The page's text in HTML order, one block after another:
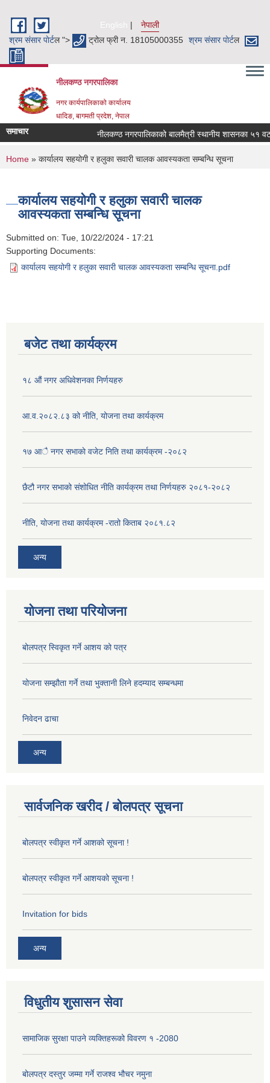
English
नेपाली
श्रम संसार पाेर्टल "> ट्रोल फ्री न. 18105000355 श्रम संसार पाेर्टल
नीलकण्ठ नगरपालिका
नगर कार्यपालिकाको कार्यालय
धादिङ, बागमती प्रदेश, नेपाल
समाचार नीलकण्ठ नगरपालिकाको बालमैत्री स्थानीय शासनका ५१
You are here
Home » कार्यालय सहयोगी र हलुका सवारी चालक आवस्यकता सम्बन्धि सूचना
कार्यालय सहयोगी र हलुका सवारी चालक
आवस्यकता सम्बन्धि सूचना
Submitted on: Tue, 10/22/2024 - 17:21
Supporting Documents:
कार्यालय सहयोगी र हलुका सवारी चालक आवस्यकता सम्बन्धि सूचना.pdf
बजेट तथा कार्यक्रम
१८ औं नगर अधिवेशनका निर्णयहरु
आ.व.२०८२.८३ को नीति, योजना तथा कार्यक्रम
१७ आै नगर सभाकाे वजेट निति तथा कार्यक्रम -२०८२
छैटौ नगर सभाको संशोधित नीति कार्यक्रम तथा निर्णयहरु २०८१-२०८२
नीति, योजना तथा कार्यक्रम -रातो किताब २०८१.८२
अन्य
योजना तथा परियोजना
बोलपत्र स्विकृत गर्ने आशय को पत्र
योजना सम्झौता गर्ने तथा भुक्तानी लिने हदम्याद सम्बन्धमा
निवेदन ढाचा
अन्य
सार्वजनिक खरीद / बोलपत्र सूचना
बोलपत्र स्वीकृत गर्ने आशको सूचना !
बोलपत्र स्वीकृत गर्ने आशयको सूचना !
Invitation for bids
अन्य
विधुतीय शुसासन सेवा
सामाजिक सुरक्षा पाउने व्यक्तिहरूको विवरण १ -2080
बोलपत्र दस्तुर जम्मा गर्ने राजश्व भौचर नमुना